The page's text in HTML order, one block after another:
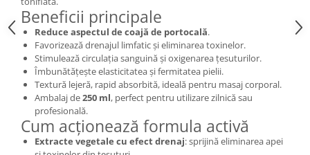
Beneficii principale
Reduce aspectul de coajă de portocală.
Favorizează drenajul limfatic și eliminarea toxinelor.
Stimulează circulația sanguină și oxigenarea țesuturilor.
Îmbunătățește elasticitatea și fermitatea pielii.
Textură lejeră, rapid absorbită, ideală pentru masaj corporal.
Ambalaj de250 ml, perfect pentru utilizare zilnică sau
profesională.
Cum acționează formula activă
Extracte vegetale cu efect drenaj: sprijină eliminarea apei